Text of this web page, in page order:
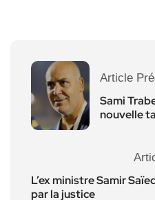
Article
Sami
nouvelle
L’ex ministre Samir
par la justice